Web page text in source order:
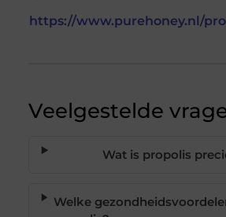
https://www.purehoney.nl/
Veelgestelde
Wat is propolis
Welke